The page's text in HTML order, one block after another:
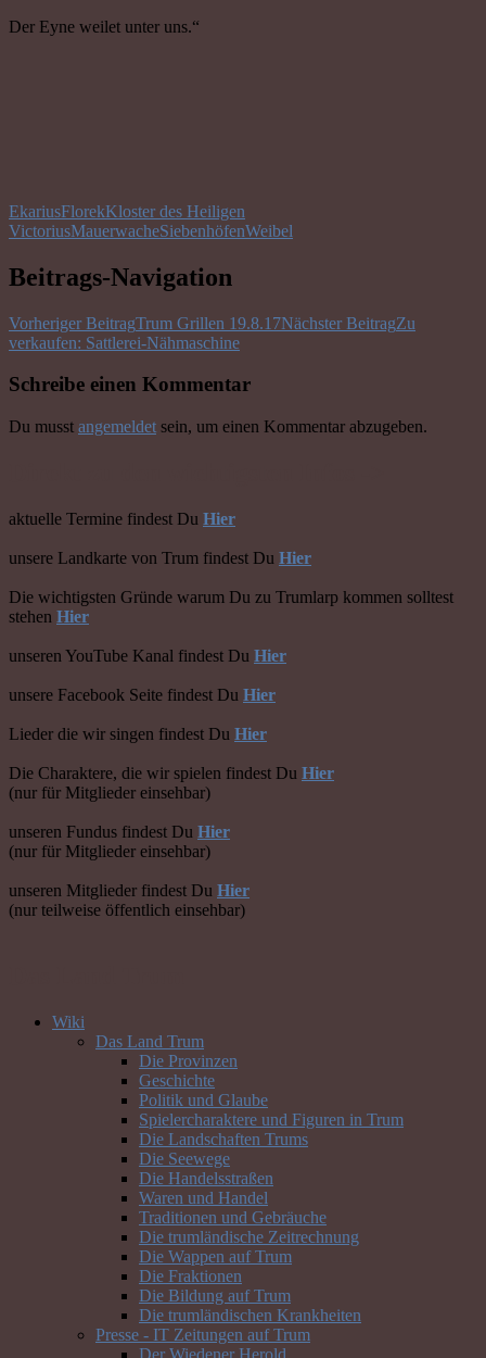
Der Eyne weilet unter uns.“
EkariusFlorekKloster des Heiligen
VictoriusMauerwacheSiebenhöfenWeibel
Beitrags-Navigation
Vorheriger BeitragTrum Grillen 19.8.17Nächster BeitragZu
verkaufen: Sattlerei-Nähmaschine
Schreibe einen Kommentar
Du musst angemeldet sein, um einen Kommentar abzugeben.
aktuelle Termine findest Du Hier
unsere Landkarte von Trum findest Du Hier
Die wichtigsten Gründe warum Du zu Trumlarp kommen solltest
stehen Hier
unseren YouTube Kanal findest Du Hier
unsere Facebook Seite findest Du Hier
Lieder die wir singen findest Du Hier
Die Charaktere, die wir spielen findest Du Hier
(nur für Mitglieder einsehbar)
unseren Fundus findest Du Hier
(nur für Mitglieder einsehbar)
unseren Mitglieder findest Du Hier
(nur teilweise öffentlich einsehbar)
Wiki
Das Land Trum
Die Provinzen
Geschichte
Politik und Glaube
Spielercharaktere und Figuren in Trum
Die Landschaften Trums
Die Seewege
Die Handelsstraßen
Waren und Handel
Traditionen und Gebräuche
Die trumländische Zeitrechnung
Die Wappen auf Trum
Die Fraktionen
Die Bildung auf Trum
Die trumländischen Krankheiten
Presse - IT Zeitungen auf Trum
Der Wiedener Herold